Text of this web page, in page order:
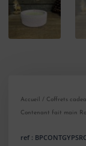
Accueil / Coffrets
Contenant fait main
ref :